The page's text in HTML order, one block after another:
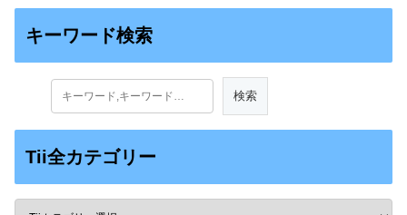
キーワード検索
Tii全カテゴリー